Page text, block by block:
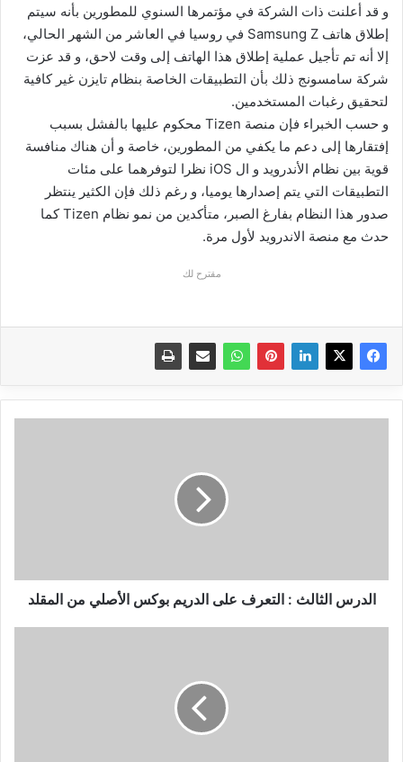
و قد أعلنت ذات الشركة في مؤتمرها السنوي للمطورين بأنه سيتم
إطلاق هاتف Samsung Z في روسيا في العاشر من الشهر الحالي،
إلا أنه تم تأجيل عملية إطلاق هذا الهاتف إلى وقت لاحق، و قد عزت
شركة سامسونج ذلك بأن التطبيقات الخاصة بنظام تايزن غير كافية
لتحقيق رغبات المستخدمين.
و حسب الخبراء فإن منصة Tizen محكوم عليها بالفشل بسبب
إفتقارها إلى دعم ما يكفي من المطورين، خاصة و أن هناك منافسة
قوية بين نظام الأندرويد و ال iOS نظرا لتوفرهما على مئات
التطبيقات التي يتم إصدارها يوميا، و رغم ذلك فإن الكثير ينتظر
صدور هذا النظام بفارغ الصبر، متأكدين من نمو نظام Tizen كما
حدث مع منصة الاندرويد لأول مرة.
مقترح لك
من
المقلد
الدرس الثالث : التعرف على الدريم بوكس الأصلي من المقلد